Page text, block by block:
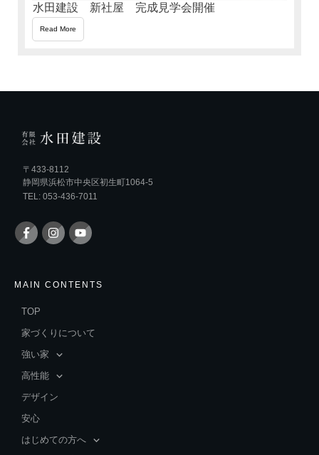
水田建設 新社屋 完成見学会開催
Read More
〒433-8112
静岡県浜松市中央区初生町1064-5
TEL: 053-436-7011
MAIN CONTENTS
TOP
家づくりについて
強い家
高性能
デザイン
安心
はじめての方へ